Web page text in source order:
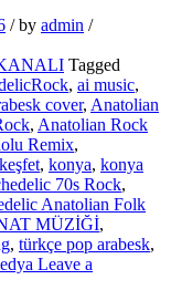
/by admin /
Tagged
, ai music,
cover, Anatolian
, Anatolian Rock
Remix,
keşfet, konya, konya
70s Rock,
Anatolian Folk
MÜZİĞİ,
, türkçe pop arabesk,
Leave a